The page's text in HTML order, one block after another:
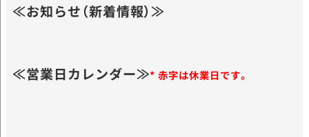
≪お知らせ（新着情報）≫
≪営業日カレンダー≫* 赤字は休業日です。